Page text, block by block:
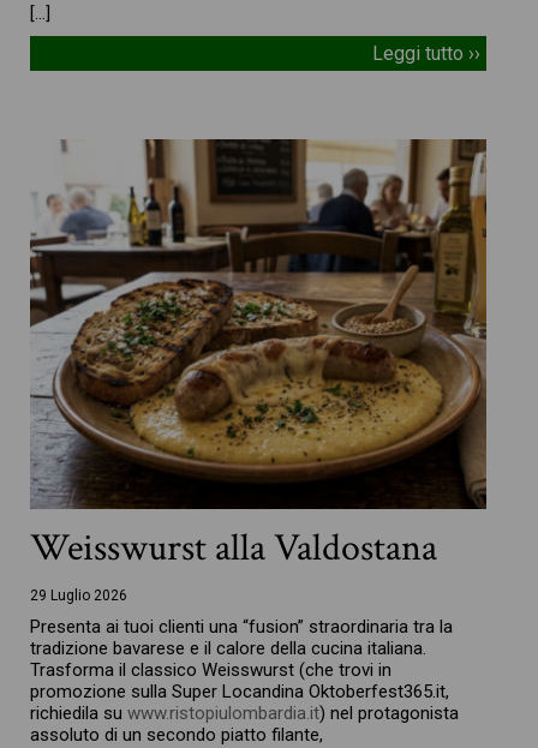
[…]
Leggi tutto ››
Weisswurst alla Valdostana
29 Luglio 2026
Presenta ai tuoi clienti una “fusion” straordinaria tra la
tradizione bavarese e il calore della cucina italiana.
Trasforma il classico Weisswurst (che trovi in
promozione sulla Super Locandina Oktoberfest365.it,
richiedila suwww.ristopiulombardia.it) nel protagonista
assoluto di un secondo piatto filante,